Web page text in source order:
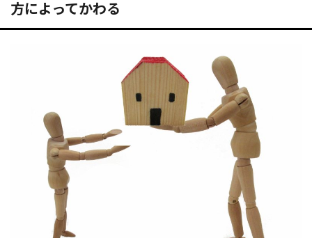
方によってかわる